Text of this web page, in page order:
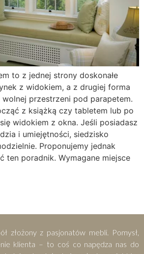
to z jednej strony doskonałe
z widokiem, a z drugiej forma
przestrzeni pod parapetem.
z książką czy tabletem lub po
widokiem z okna. Jeśli posiadasz
i umiejętności, siedzisko
Proponujemy jednak
ten poradnik. Wymagane miejsce
złożony z pasjonatów mebli. Pomysł,
klienta – to coś co napędza nas do